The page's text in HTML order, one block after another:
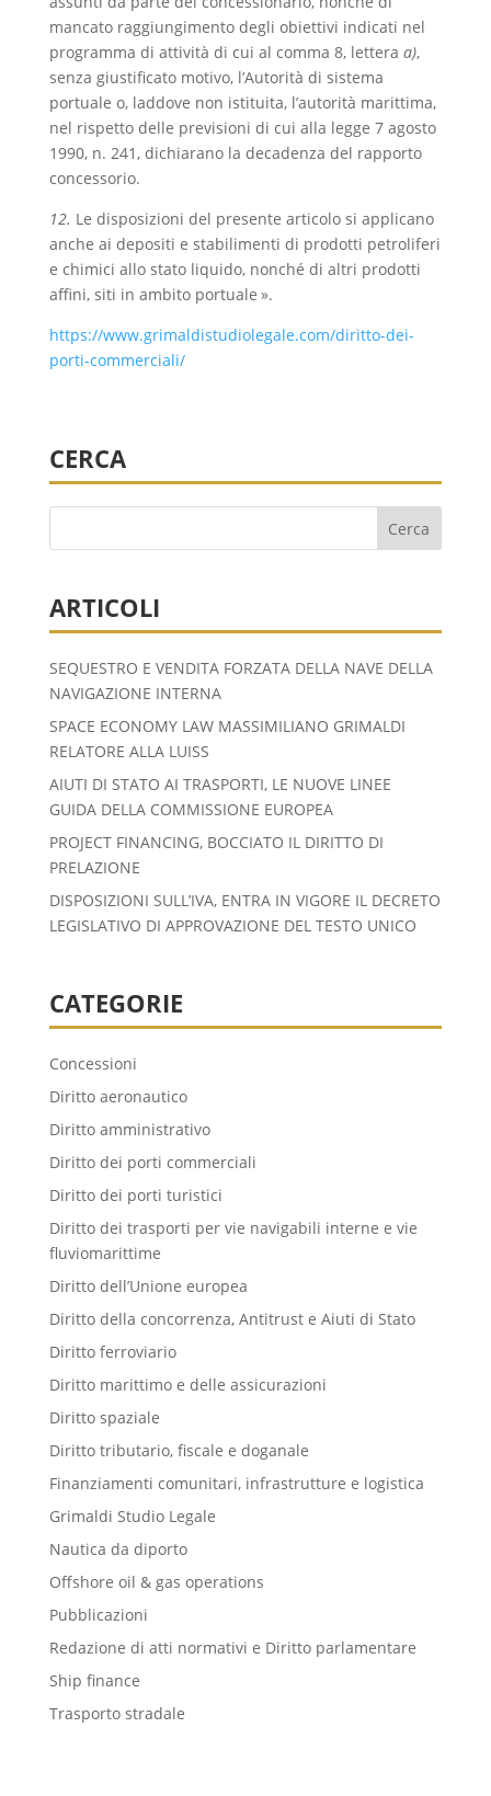
mancato raggiungimento degli obiettivi indicati nel
programma di attività di cui al comma 8, lettera a),
senza giustificato motivo, l’Autorità di sistema
portuale o, laddove non istituita, l’autorità marittima,
nel rispetto delle previsioni di cui alla legge 7 agosto
1990, n. 241, dichiarano la decadenza del rapporto
concessorio.
12. Le disposizioni del presente articolo si applicano
anche ai depositi e stabilimenti di prodotti petroliferi
e chimici allo stato liquido, nonché di altri prodotti
affini, siti in ambito portuale ».
https://www.grimaldistudiolegale.com/diritto-dei-
porti-commerciali/
CERCA
ARTICOLI
SEQUESTRO E VENDITA FORZATA DELLA NAVE DELLA
NAVIGAZIONE INTERNA
SPACE ECONOMY LAW MASSIMILIANO GRIMALDI
RELATORE ALLA LUISS
AIUTI DI STATO AI TRASPORTI, LE NUOVE LINEE
GUIDA DELLA COMMISSIONE EUROPEA
PROJECT FINANCING, BOCCIATO IL DIRITTO DI
PRELAZIONE
DISPOSIZIONI SULL’IVA, ENTRA IN VIGORE IL DECRETO
LEGISLATIVO DI APPROVAZIONE DEL TESTO UNICO
CATEGORIE
Concessioni
Diritto aeronautico
Diritto amministrativo
Diritto dei porti commerciali
Diritto dei porti turistici
Diritto dei trasporti per vie navigabili interne e vie
fluviomarittime
Diritto dell’Unione europea
Diritto della concorrenza, Antitrust e Aiuti di Stato
Diritto ferroviario
Diritto marittimo e delle assicurazioni
Diritto spaziale
Diritto tributario, fiscale e doganale
Finanziamenti comunitari, infrastrutture e logistica
Grimaldi Studio Legale
Nautica da diporto
Offshore oil & gas operations
Pubblicazioni
Redazione di atti normativi e Diritto parlamentare
Ship finance
Trasporto stradale